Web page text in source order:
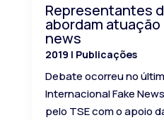
Representantes
abordam
news
2019 | Publicações
Debate ocorreu no
Internacional Fake
pelo TSE com o apoio